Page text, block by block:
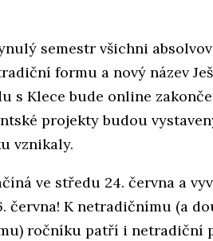
semestr všichni
formu a nový název
s Klece bude online
projekty budou
vznikaly.
ve středu 24. června a
června! K netradičnímu (a
ročníku patří i netradiční